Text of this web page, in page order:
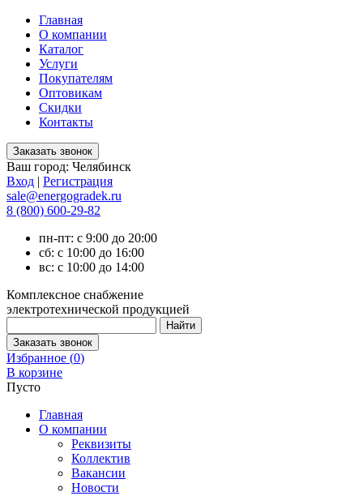
Главная
О компании
Каталог
Услуги
Покупателям
Оптовикам
Скидки
Контакты
Ваш город: Челябинск
Вход | Регистрация
sale@energogradek.ru
8 (800) 600-29-82
пн-пт: с 9:00 до 20:00
сб: с 10:00 до 16:00
вс: с 10:00 до 14:00
Комплексное снабжение
электротехнической продукцией
Избранное (0)
В корзине
Пусто
Главная
О компании
Реквизиты
Коллектив
Вакансии
Новости